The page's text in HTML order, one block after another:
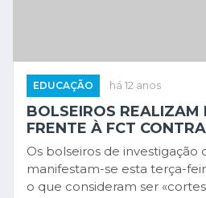
EDUCAÇÃO há 12 anos
BOLSEIROS REALIZAM
FRENTE À FCT
Os bolseiros de investigação
manifestam-se esta terça-
o que consideram ser